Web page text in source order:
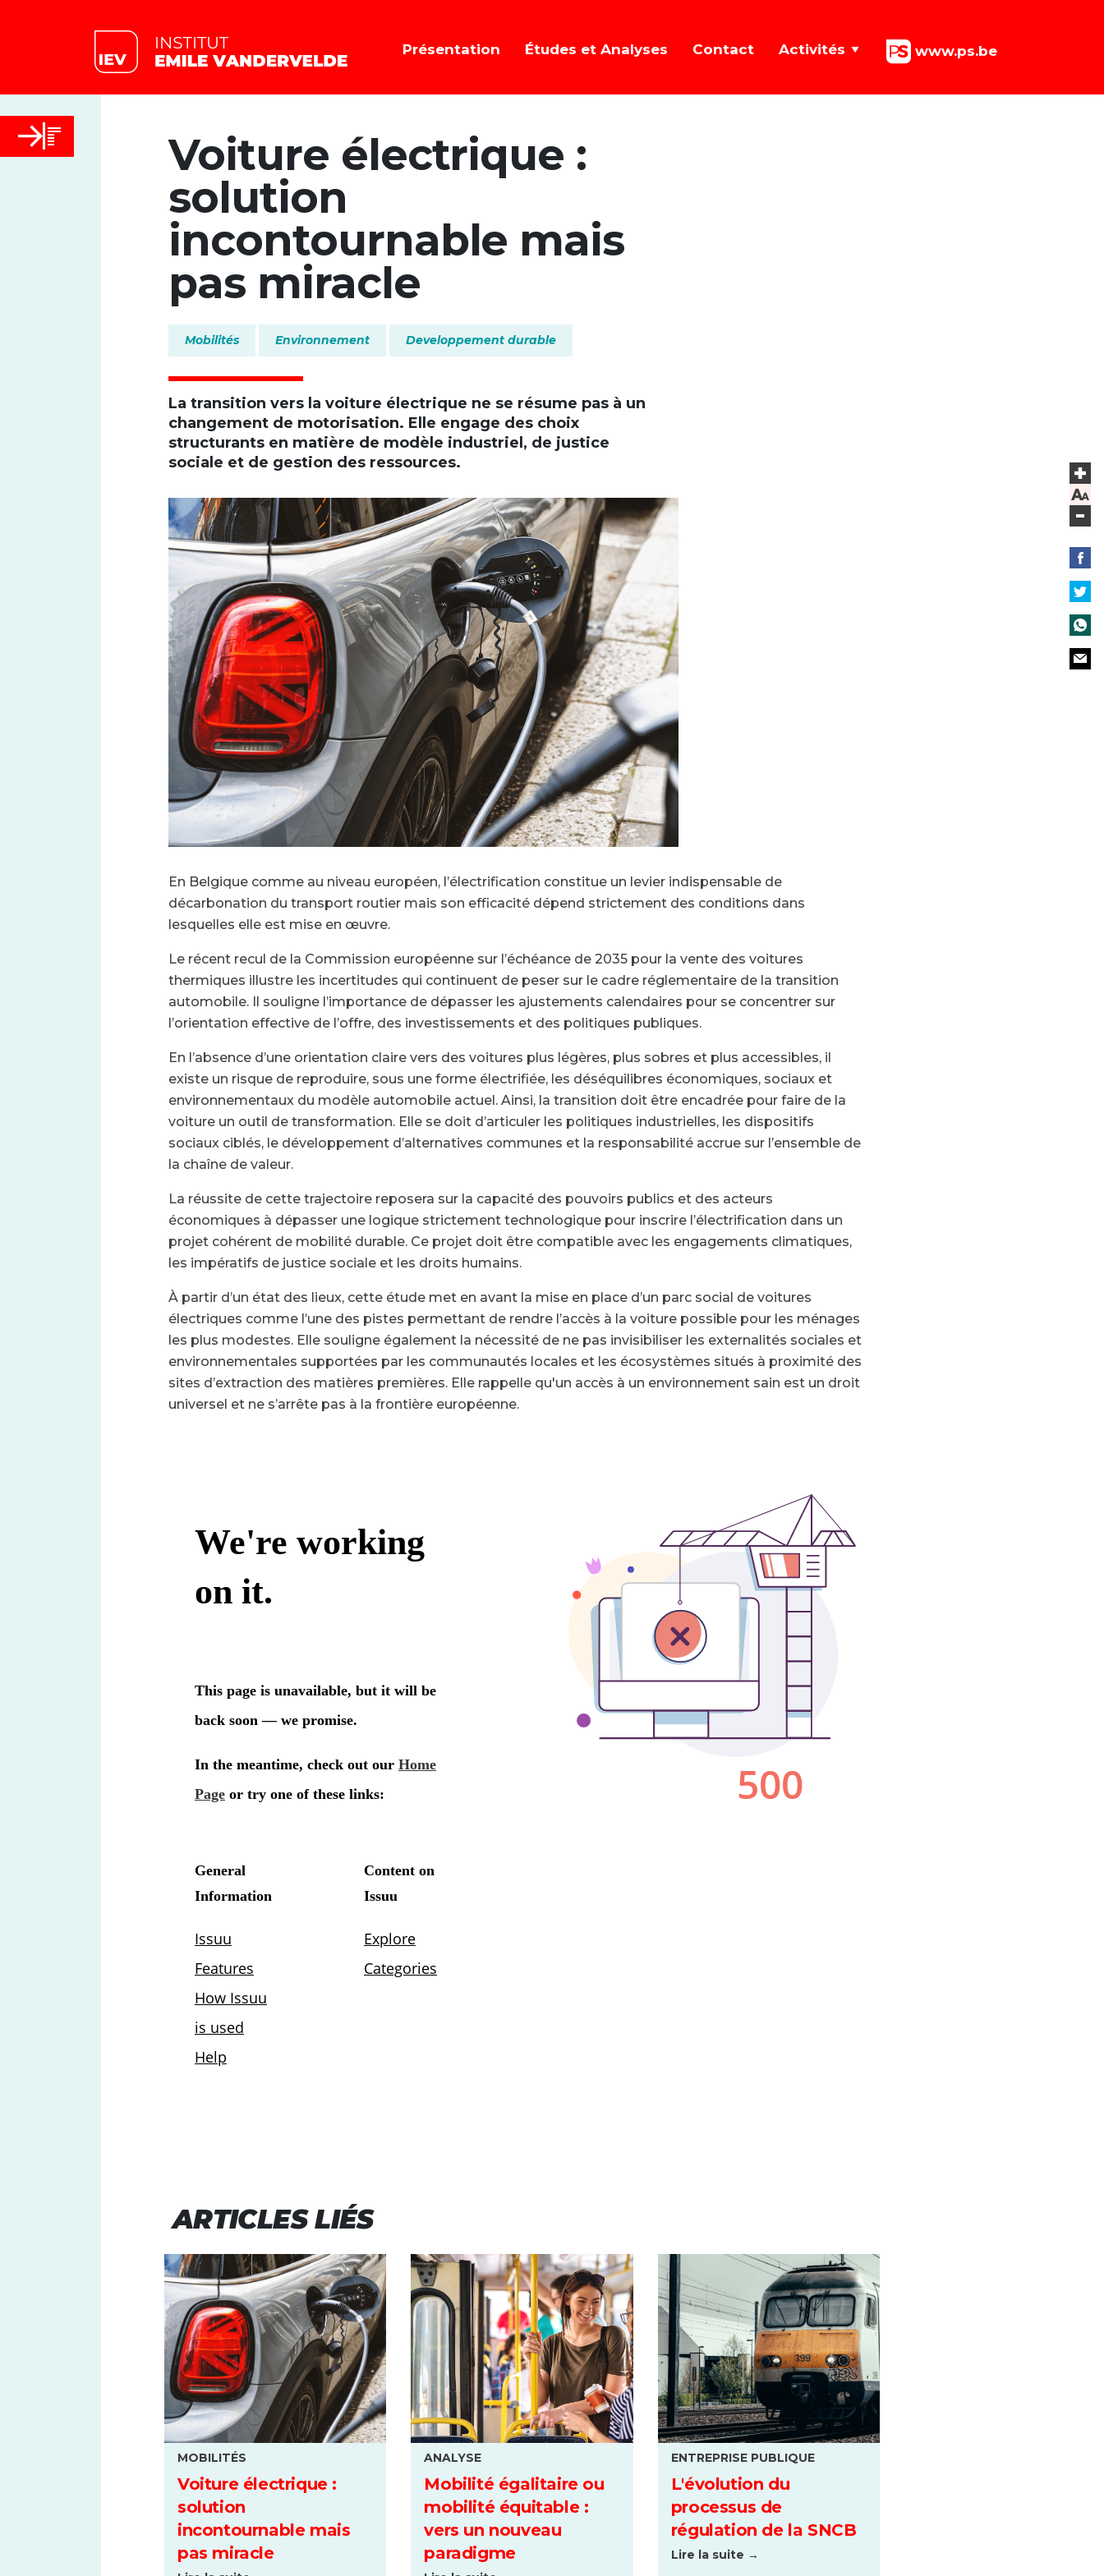
Présentation Études et Analyses Contact Activités www.ps.be
Font size
Voiture électrique :
solution
incontournable mais
pas miracle
Mobilités Environnement Developpement durable
La transition vers la voiture électrique ne se résume pas à un
changement de motorisation. Elle engage des choix
structurants en matière de modèle industriel, de justice
sociale et de gestion des ressources.
En Belgique comme au niveau européen, l’électrification constitue un levier indispensable de
décarbonation du transport routier mais son efficacité dépend strictement des conditions dans
lesquelles elle est mise en œuvre.
Le récent recul de la Commission européenne sur l’échéance de 2035 pour la vente des voitures
thermiques illustre les incertitudes qui continuent de peser sur le cadre réglementaire de la transition
automobile. Il souligne l’importance de dépasser les ajustements calendaires pour se concentrer sur
l’orientation effective de l’offre, des investissements et des politiques publiques.
En l’absence d’une orientation claire vers des voitures plus légères, plus sobres et plus accessibles, il
existe un risque de reproduire, sous une forme électrifiée, les déséquilibres économiques, sociaux et
environnementaux du modèle automobile actuel. Ainsi, la transition doit être encadrée pour faire de la
voiture un outil de transformation. Elle se doit d’articuler les politiques industrielles, les dispositifs
sociaux ciblés, le développement d’alternatives communes et la responsabilité accrue sur l’ensemble de
la chaîne de valeur.
La réussite de cette trajectoire reposera sur la capacité des pouvoirs publics et des acteurs
économiques à dépasser une logique strictement technologique pour inscrire l’électrification dans un
projet cohérent de mobilité durable. Ce projet doit être compatible avec les engagements climatiques,
les impératifs de justice sociale et les droits humains.
À partir d’un état des lieux, cette étude met en avant la mise en place d’un parc social de voitures
électriques comme l’une des pistes permettant de rendre l’accès à la voiture possible pour les ménages
les plus modestes. Elle souligne également la nécessité de ne pas invisibiliser les externalités sociales et
environnementales supportées par les communautés locales et les écosystèmes situés à proximité des
sites d’extraction des matières premières. Elle rappelle qu'un accès à un environnement sain est un droit
universel et ne s’arrête pas à la frontière européenne.
ARTICLES LIÉS
MOBILITÉS
Voiture électrique :
solution
incontournable mais
pas miracle
ANALYSE
Mobilité égalitaire ou
mobilité équitable :
vers un nouveau
paradigme
ENTREPRISE PUBLIQUE
L'évolution du
processus de
régulation de la SNCB
Lire la suite →